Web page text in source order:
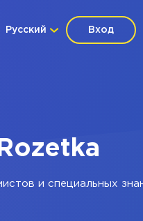
Вход
Русский
и специальных